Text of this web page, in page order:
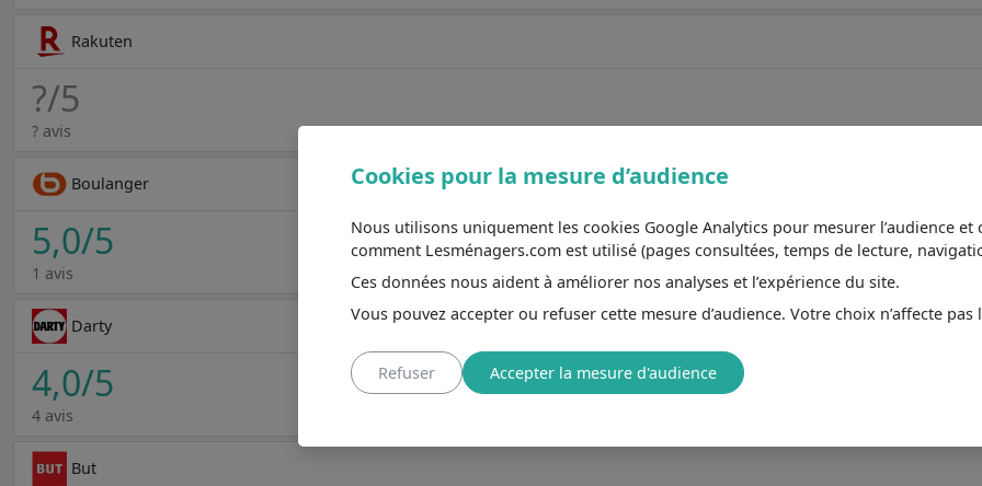
Rakuten
?/5
? avis
Boulanger
5,0/5
1 avis
Darty
4,0/5
4 avis
But
Cookies pour la mesure d’audience
Nous utilisons uniquement les cookies Google Analytics pour mesurer l’audience et
comment Lesménagers.com est utilisé (pages consultées, temps de lecture,
Ces données nous aident à améliorer nos analyses et l’expérience du site.
Vous pouvez accepter ou refuser cette mesure d’audience. Votre choix n’affecte pas
Refuser Accepter la mesure d'audience